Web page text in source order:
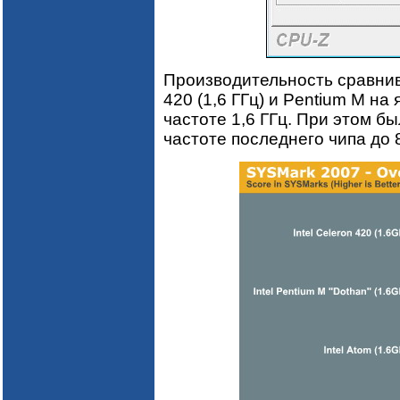
Производительность
420 (1,6 ГГц) и Pentium M на
частоте 1,6 ГГц. При этом
частоте последнего чипа до